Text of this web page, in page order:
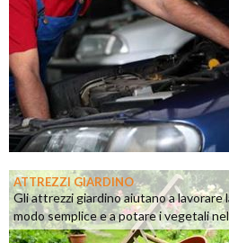
ATTREZZI GIARDINO
Gli attrezzi giardino aiutano a lavorare
modo semplice e a potare i vegetali